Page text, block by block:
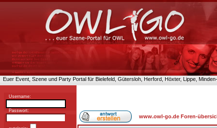
Euer Event, Szene und Party Portal für Bielefeld, Gütersloh, Herford, Höxter, Lippe,
Username:
Passwort:
www.owl-go.de Foren-